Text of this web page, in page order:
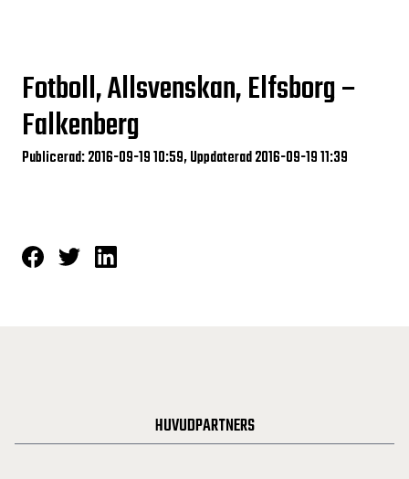
Fotboll, Allsvenskan, Elfsborg –
Falkenberg
Publicerad: 2016-09-19 10:59, Uppdaterad 2016-09-19 11:39
HUVUDPARTNERS